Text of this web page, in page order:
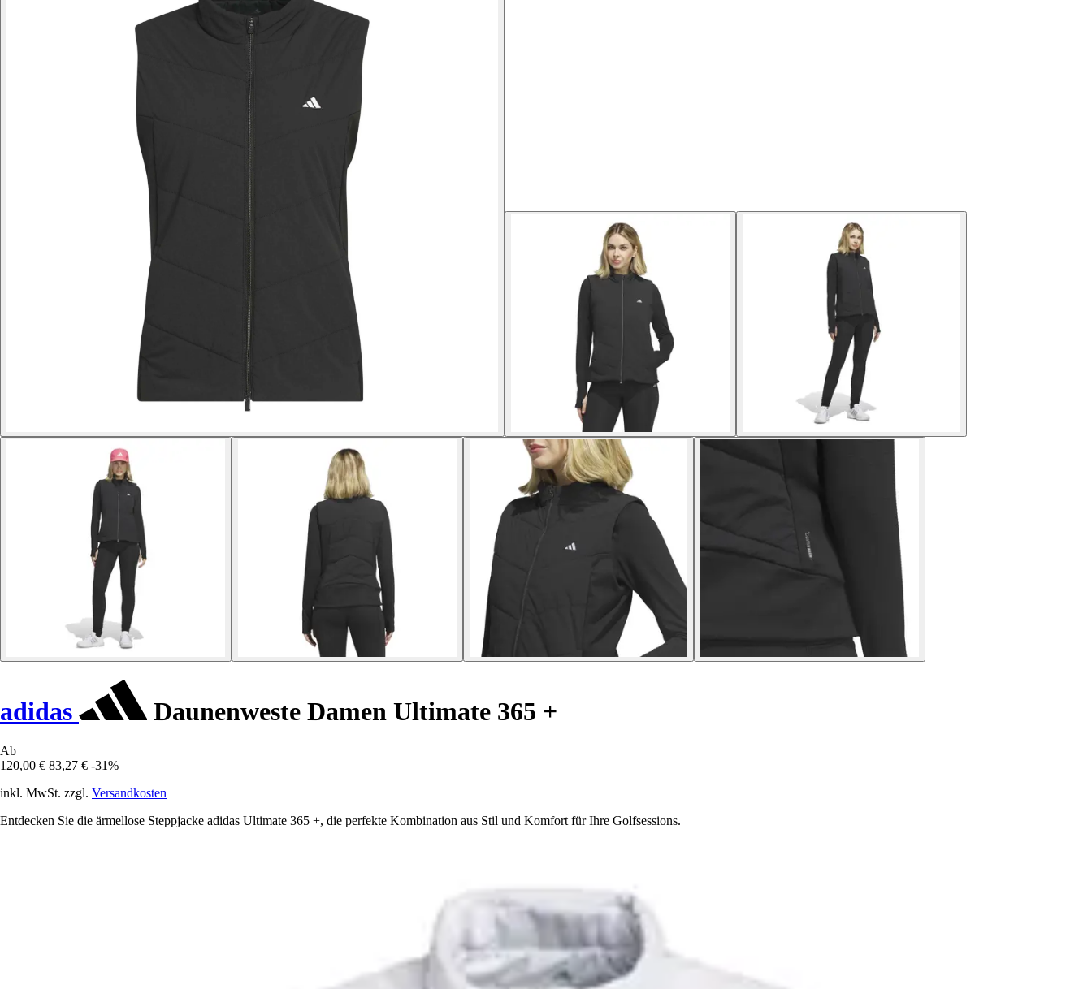
adidas Daunenweste Damen Ultimate 365 +
Ab
120,00 € 83,27 € -31%
inkl. MwSt. zzgl. Versandkosten
Entdecken Sie die ärmellose Steppjacke adidas Ultimate 365 +, die perfekte Kombination aus Stil und Komfort für Ihre Golfsessions.